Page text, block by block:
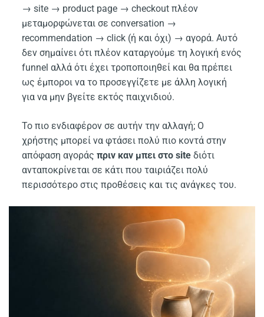
→ site → product page → checkout πλέον
μεταμορφώνεται σε conversation →
recommendation → click (ή και όχι) → αγορά. Αυτό
δεν σημαίνει ότι πλέον καταργούμε τη λογική ενός
funnel αλλά ότι έχει τροποποιηθεί και θα πρέπει
ως έμποροι να το προσεγγίζετε με άλλη λογική
για να μην βγείτε εκτός παιχνιδιού.
Το πιο ενδιαφέρον σε αυτήν την αλλαγή; Ο
χρήστης μπορεί να φτάσει πολύ πιο κοντά στην
απόφαση αγοράςπριν καν μπει στο site διότι
ανταποκρίνεται σε κάτι που ταιριάζει πολύ
περισσότερο στις προθέσεις και τις ανάγκες του.